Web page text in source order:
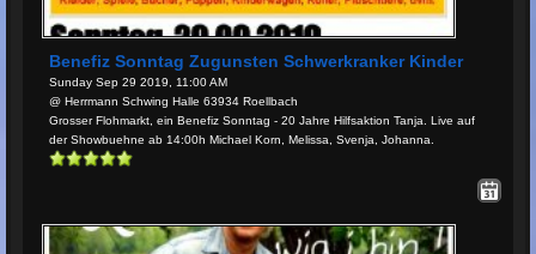
Benefiz Sonntag Zugunsten Schwerkranker Kinder
Sunday Sep 29 2019, 11:00 AM
@ Herrmann Schwing Halle 63934 Roellbach
Grosser Flohmarkt, ein Benefiz Sonntag - 20 Jahre Hilfsaktion Tanja. Live auf
der Showbuehne ab 14:00h Michael Korn, Melissa, Svenja, Johanna.